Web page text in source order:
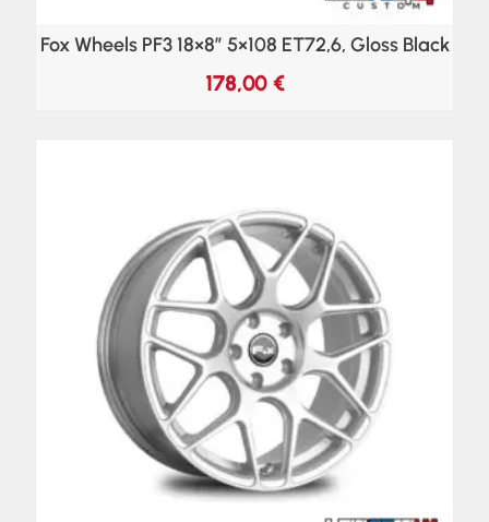
Fox Wheels PF3 18×8″ 5×108 ET72,6, Gloss Black
178,00 €